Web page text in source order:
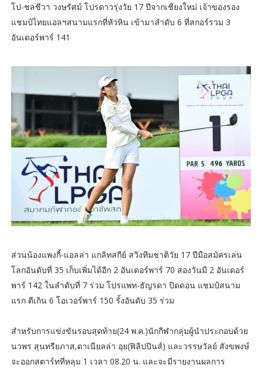
โป-ชลชีวา วงษรัศม์ โปรดาวรุ่งวัย 17 ปีจากเชียงใหม่ เจ้าของรอง
แชมป์ไทยแอลฯสนามแรกที่หัวหิน เข้ามาลำดับ 6 ที่สกอร์รวม 3
อันเดอร์พาร์ 141
ส่วนน้องแพงกี้-แอลล่า แกลิทสกีย์ สวิงทีมชาติวัย 17 ปีมือสมัครเล่น
โลกอันดับที่ 35 เก็บเพิ่มได้อีก 2 อันเดอร์พาร์ 70 สองวันมี 2 อันเดอร์
พาร์ 142 ในลำดับที่ 7 ร่วม โปรแพท-ธัญรดา ปิดดอน แชมป์สนาม
แรก ตีเกิน 6 โอเวอร์พาร์ 150 รั้งอันดับ 35 ร่วม
สำหรับการแข่งขันรอบสุดท้าย(24 พ.ค.)นักกีฬากลุ่มผู้นำประกอบด้วย
นวพร สุนทรียภาส,ดาเนียลล่า อุย(ฟิลิปปินส์) และวรรษวัลย์ สังขพงษ์
จะออกสตาร์ทที่หลุม 1 เวลา 08.20 น. และจะมีรายงานผลการ